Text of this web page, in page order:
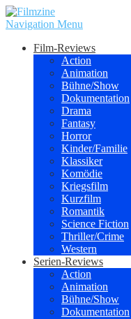
Navigation Menu
Film-Reviews
Action
Animation
Bühne/Show
Dokumentation
Drama
Fantasy
Horror
Kinder/Familie
Klassiker
Komödie
Kriegsfilm
Kurzfilm
Romantik
Science Fiction
Thriller/Crime
Western
Serien-Reviews
Action
Animation
Bühne/Show
Dokumentation